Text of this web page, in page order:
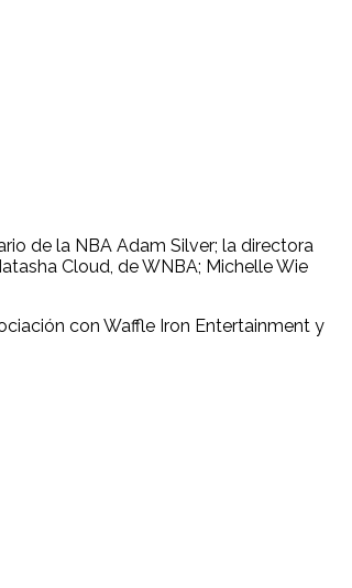
de la NBA Adam Silver; la directora
Cloud, de WNBA; Michelle Wie
con Waffle Iron Entertainment y